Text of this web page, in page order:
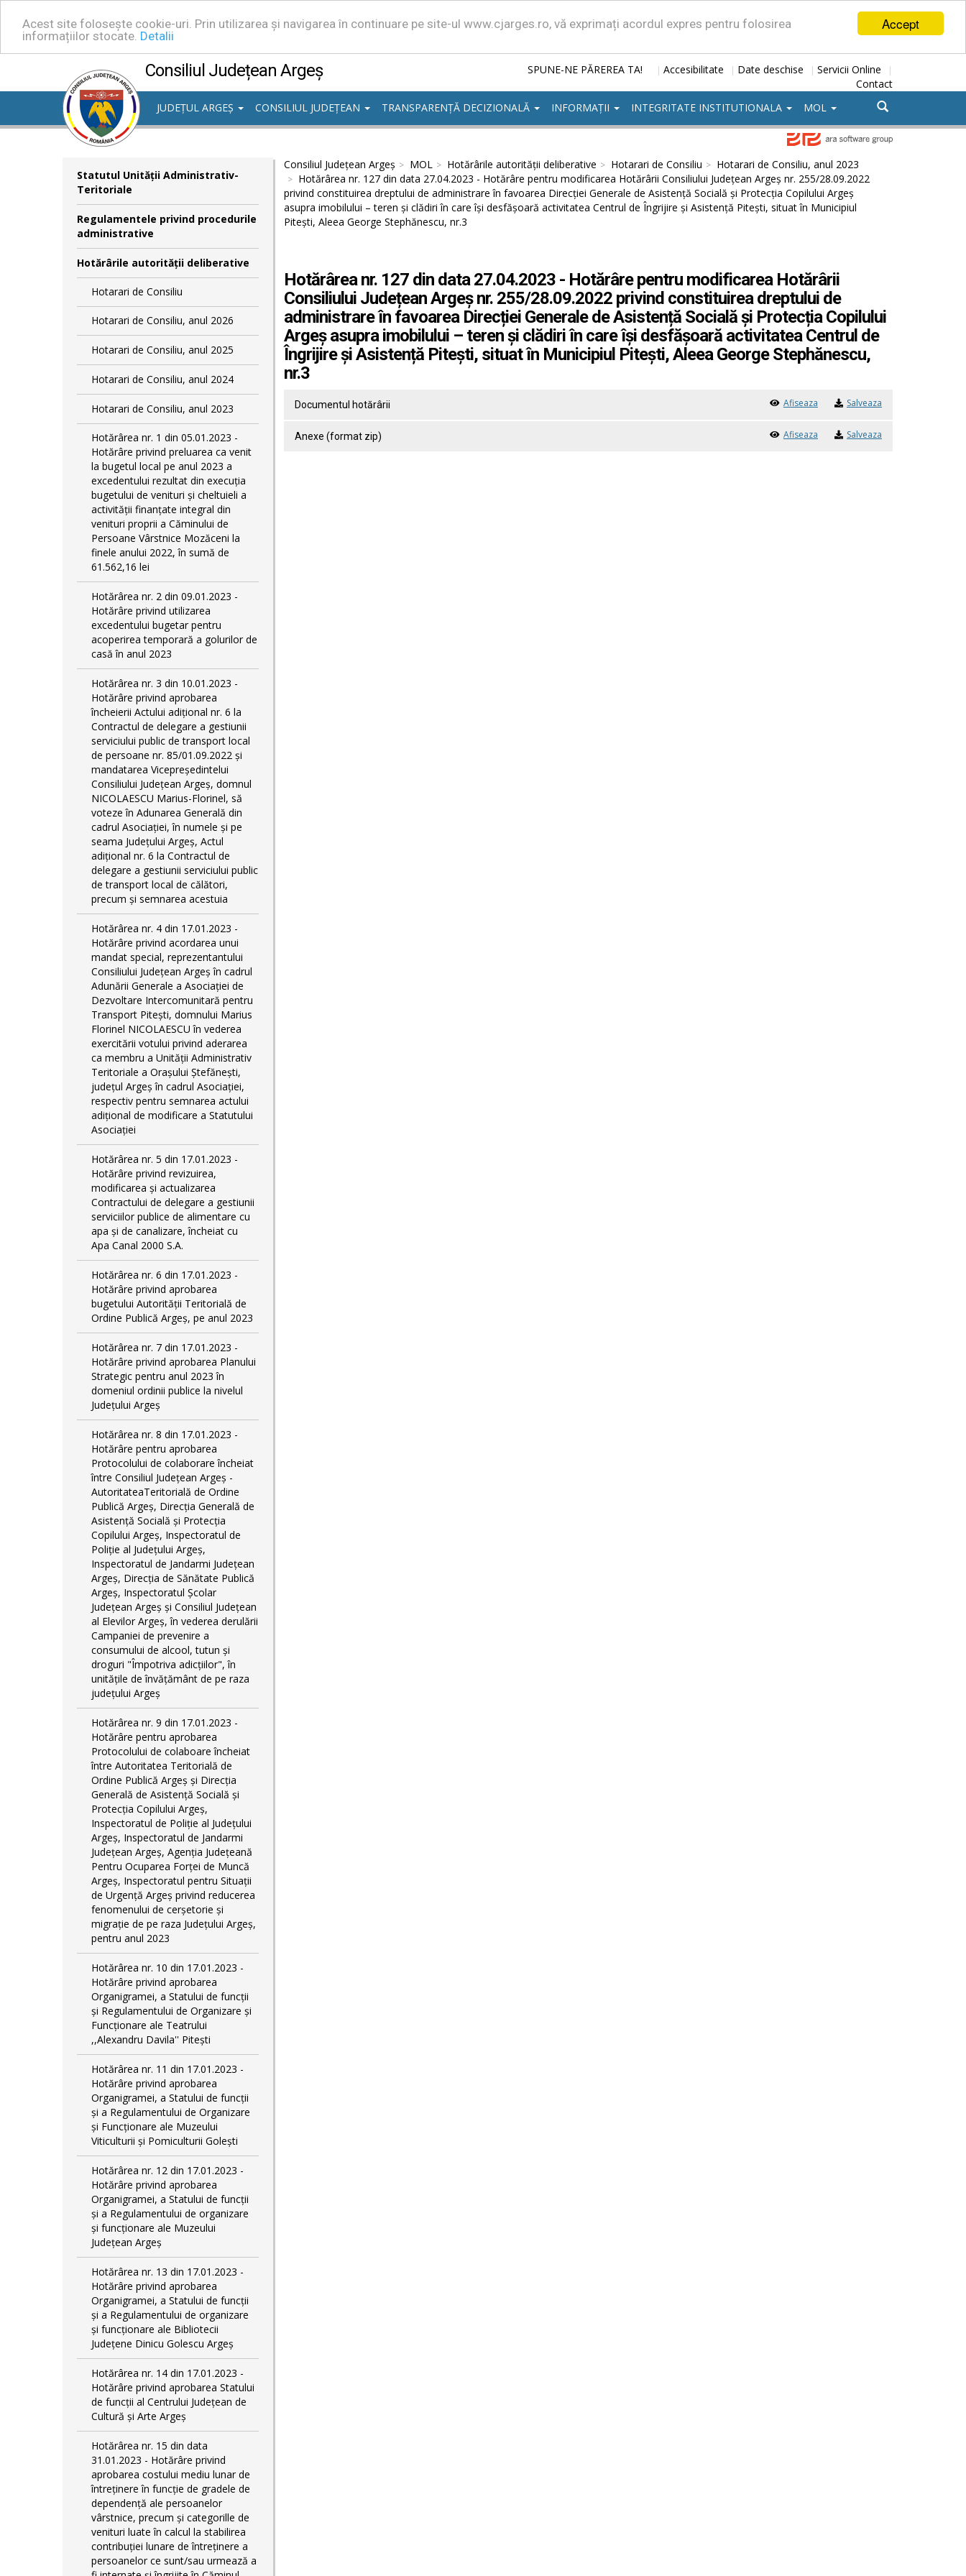
Accept
Acest site folosește cookie-uri. Prin utilizarea și navigarea în continuare pe site-ul www.cjarges.ro, vă exprimați acordul expres pentru folosirea
informațiilor stocate. Detalii
Consiliul Județean Argeș SPUNE-NE PĂREREA TA! | Accesibilitate | Date deschise | Servicii Online |
Contact
JUDEȚUL ARGEȘ
CONSILIUL JUDEȚEAN TRANSPARENȚĂ DECIZIONALĂ INFORMAȚII INTEGRITATE INSTITUTIONALA MOL
Statutul Unităţii Administrativ-
Teritoriale
Regulamentele privind procedurile
administrative
Hotărârile autorităţii deliberative
Hotarari de Consiliu
Hotarari de Consiliu, anul 2026
Hotarari de Consiliu, anul 2025
Hotarari de Consiliu, anul 2024
Hotarari de Consiliu, anul 2023
Hotărârea nr. 1 din 05.01.2023 -
Hotărâre privind preluarea ca venit
la bugetul local pe anul 2023 a
excedentului rezultat din execuția
bugetului de venituri și cheltuieli a
activității finanțate integral din
venituri proprii a Căminului de
Persoane Vârstnice Mozăceni la
finele anului 2022, în sumă de
61.562,16 lei
Hotărârea nr. 2 din 09.01.2023 -
Hotărâre privind utilizarea
excedentului bugetar pentru
acoperirea temporară a golurilor de
casă în anul 2023
Hotărârea nr. 3 din 10.01.2023 -
Hotărâre privind aprobarea
încheierii Actului adițional nr. 6 la
Contractul de delegare a gestiunii
serviciului public de transport local
de persoane nr. 85/01.09.2022 și
mandatarea Vicepreședintelui
Consiliului Județean Argeș, domnul
NICOLAESCU Marius-Florinel, să
voteze în Adunarea Generală din
cadrul Asociației, în numele și pe
seama Județului Argeș, Actul
adițional nr. 6 la Contractul de
delegare a gestiunii serviciului public
de transport local de călători,
precum și semnarea acestuia
Hotărârea nr. 4 din 17.01.2023 -
Hotărâre privind acordarea unui
mandat special, reprezentantului
Consiliului Județean Argeș în cadrul
Adunării Generale a Asociației de
Dezvoltare Intercomunitară pentru
Transport Pitești, domnului Marius
Florinel NICOLAESCU în vederea
exercitării votului privind aderarea
ca membru a Unității Administrativ
Teritoriale a Orașului Ștefănești,
județul Argeș în cadrul Asociației,
respectiv pentru semnarea actului
adițional de modificare a Statutului
Asociației
Hotărârea nr. 5 din 17.01.2023 -
Hotărâre privind revizuirea,
modificarea și actualizarea
Contractului de delegare a gestiunii
serviciilor publice de alimentare cu
apa și de canalizare, încheiat cu
Apa Canal 2000 S.A.
Hotărârea nr. 6 din 17.01.2023 -
Hotărâre privind aprobarea
bugetului Autorității Teritorială de
Ordine Publică Argeș, pe anul 2023
Hotărârea nr. 7 din 17.01.2023 -
Hotărâre privind aprobarea Planului
Strategic pentru anul 2023 în
domeniul ordinii publice la nivelul
Judeţului Argeş
Hotărârea nr. 8 din 17.01.2023 -
Hotărâre pentru aprobarea
Protocolului de colaborare încheiat
între Consiliul Județean Argeș -
AutoritateaTeritorială de Ordine
Publică Argeş, Direcţia Generală de
Asistenţă Socială şi Protecţia
Copilului Argeş, Inspectoratul de
Poliţie al Judeţului Argeş,
Inspectoratul de Jandarmi Judeţean
Argeş, Direcția de Sănătate Publică
Argeș, Inspectoratul Școlar
Județean Argeș și Consiliul Județean
al Elevilor Argeș, în vederea derulării
Campaniei de prevenire a
consumului de alcool, tutun și
droguri "Împotriva adicțiilor", în
unitățile de învățământ de pe raza
județului Argeș
Hotărârea nr. 9 din 17.01.2023 -
Hotărâre pentru aprobarea
Protocolului de colaboare încheiat
între Autoritatea Teritorială de
Ordine Publică Argeş şi Direcţia
Generală de Asistenţă Socială şi
Protecţia Copilului Argeş,
Inspectoratul de Poliţie al Judeţului
Argeş, Inspectoratul de Jandarmi
Judeţean Argeş, Agenţia Judeţeană
Pentru Ocuparea Forţei de Muncă
Argeş, Inspectoratul pentru Situații
de Urgență Argeş privind reducerea
fenomenului de cerşetorie şi
migraţie de pe raza Judeţului Argeş,
pentru anul 2023
Hotărârea nr. 10 din 17.01.2023 -
Hotărâre privind aprobarea
Organigramei, a Statului de funcţii
și Regulamentului de Organizare și
Funcționare ale Teatrului
,,Alexandru Davila'' Pitești
Hotărârea nr. 11 din 17.01.2023 -
Hotărâre privind aprobarea
Organigramei, a Statului de funcții
și a Regulamentului de Organizare
și Funcționare ale Muzeului
Viticulturii și Pomiculturii Golești
Hotărârea nr. 12 din 17.01.2023 -
Hotărâre privind aprobarea
Organigramei, a Statului de funcții
și a Regulamentului de organizare
și funcționare ale Muzeului
Județean Argeș
Hotărârea nr. 13 din 17.01.2023 -
Hotărâre privind aprobarea
Organigramei, a Statului de funcții
și a Regulamentului de organizare
și funcționare ale Bibliotecii
Județene Dinicu Golescu Argeș
Hotărârea nr. 14 din 17.01.2023 -
Hotărâre privind aprobarea Statului
de funcţii al Centrului Județean de
Cultură și Arte Argeș
Hotărârea nr. 15 din data
31.01.2023 - Hotărâre privind
aprobarea costului mediu lunar de
întreţinere în funcţie de gradele de
dependenţă ale persoanelor
vârstnice, precum şi categorille de
venituri luate în calcul la stabilirea
contribuţiei lunare de întreţinere a
persoanelor ce sunt/sau urmează a
Consiliul Județean Argeș MOL Hotărârile autorităţii deliberative Hotarari de Consiliu
Hotarari de Consiliu, anul 2023
Hotărârea nr. 127 din data 27.04.2023 - Hotărâre pentru modificarea Hotărârii Consiliului Județean Argeș nr. 255/28.09.2022
privind constituirea dreptului de administrare în favoarea Direcției Generale de Asistență Socială și Protecția Copilului Argeș
asupra imobilului – teren și clădiri în care își desfășoară activitatea Centrul de Îngrijire și Asistență Pitești, situat în Municipiul
Pitești, Aleea George Stephănescu, nr.3
Hotărârea nr. 127 din data 27.04.2023 - Hotărâre pentru modificarea Hotărârii
Consiliului Județean Argeș nr. 255/28.09.2022 privind constituirea dreptului de
administrare în favoarea Direcției Generale de Asistență Socială și Protecția Copilului
Argeș asupra imobilului – teren și clădiri în care își desfășoară activitatea Centrul de
Îngrijire și Asistență Pitești, situat în Municipiul Pitești, Aleea George Stephănescu,
nr.3
Documentul hotărârii Afiseaza Salveaza
Anexe (format zip) Afiseaza Salveaza